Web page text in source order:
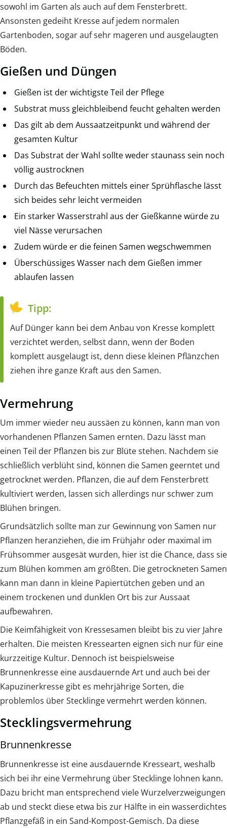
sowohl im Garten als auch auf dem Fensterbrett.
Ansonsten gedeiht Kresse auf jedem normalen
Gartenboden, sogar auf sehr mageren und ausgelaugten
Böden.
Gießen und Düngen
Gießen ist der wichtigste Teil der Pflege
Substrat muss gleichbleibend feucht gehalten werden
Das gilt ab dem Aussaatzeitpunkt und während der
gesamten Kultur
Das Substrat der Wahl sollte weder staunass sein noch
völlig austrocknen
Durch das Befeuchten mittels einer Sprühflasche lässt
sich beides sehr leicht vermeiden
Ein starker Wasserstrahl aus der Gießkanne würde zu
viel Nässe verursachen
Zudem würde er die feinen Samen wegschwemmen
Überschüssiges Wasser nach dem Gießen immer
ablaufen lassen
Tipp:
Auf Dünger kann bei dem Anbau von Kresse komplett
verzichtet werden, selbst dann, wenn der Boden
komplett ausgelaugt ist, denn diese kleinen Pflänzchen
ziehen ihre ganze Kraft aus den Samen.
Vermehrung
Um immer wieder neu aussäen zu können, kann man von
vorhandenen Pflanzen Samen ernten. Dazu lässt man
einen Teil der Pflanzen bis zur Blüte stehen. Nachdem sie
schließlich verblüht sind, können die Samen geerntet und
getrocknet werden. Pflanzen, die auf dem Fensterbrett
kultiviert werden, lassen sich allerdings nur schwer zum
Blühen bringen.
Grundsätzlich sollte man zur Gewinnung von Samen nur
Pflanzen heranziehen, die im Frühjahr oder maximal im
Frühsommer ausgesät wurden, hier ist die Chance, dass sie
zum Blühen kommen am größten. Die getrockneten Samen
kann man dann in kleine Papiertütchen geben und an
einem trockenen und dunklen Ort bis zur Aussaat
aufbewahren.
Die Keimfähigkeit von Kressesamen bleibt bis zu vier Jahre
erhalten. Die meisten Kressearten eignen sich nur für eine
kurzzeitige Kultur. Dennoch ist beispielsweise
Brunnenkresse eine ausdauernde Art und auch bei der
Kapuzinerkresse gibt es mehrjährige Sorten, die
problemlos über Stecklinge vermehrt werden können.
Stecklingsvermehrung
Brunnenkresse
Brunnenkresse ist eine ausdauernde Kresseart, weshalb
sich bei ihr eine Vermehrung über Stecklinge lohnen kann.
Dazu bricht man entsprechend viele Wurzelverzweigungen
ab und steckt diese etwa bis zur Hälfte in ein wasserdichtes
Pflanzgefäß in ein Sand-Kompost-Gemisch. Da diese